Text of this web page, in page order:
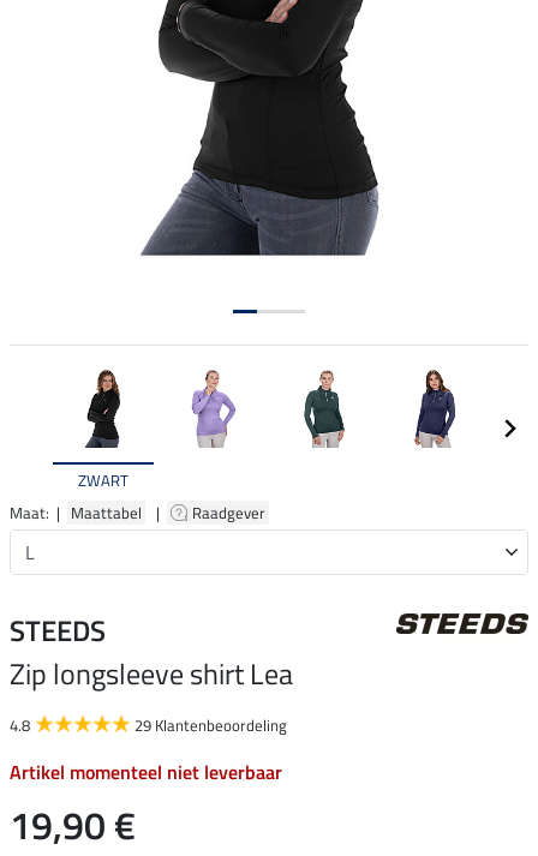
ZWART
Maat: | Maattabel | Raadgever
STEEDS
Zip longsleeve shirt Lea
4.8 29 Klantenbeoordeling
Artikel momenteel niet leverbaar
19,90 €